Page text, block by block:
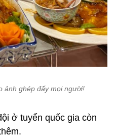
ảnh ghép đấy mọi người!
ở tuyển quốc gia còn